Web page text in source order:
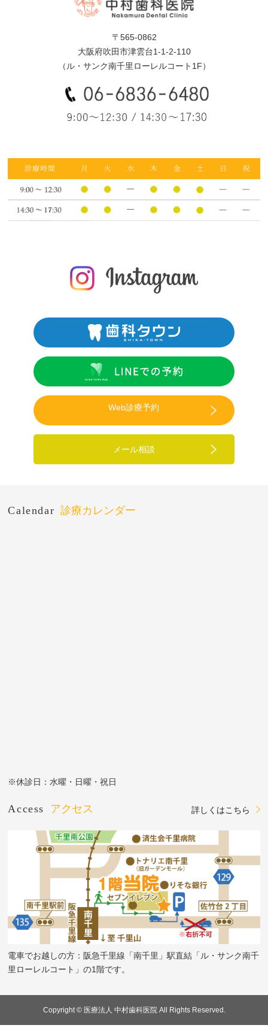
〒565-0862
大阪府吹田市津雲台1-1-2-110
（ル・サンク南千里ローレルコート1F）
Web診療予約
メール相談
Calendar 診療カレンダー
※休診日：水曜・日曜・祝日
Access アクセス 詳しくはこちら
電車でお越しの方：阪急千里線「南千里」駅直結「ル・サンク南千
里ローレルコート」の1階です。
Copyright © 医療法人 中村歯科医院 All Rights Reserved.